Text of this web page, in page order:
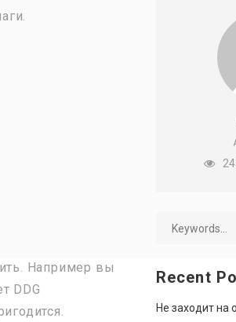
Например вы
DDG
Recent
Не заходит на